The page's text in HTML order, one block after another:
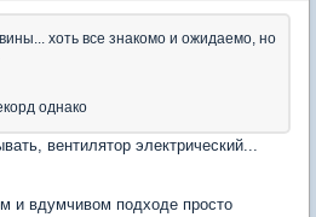
хоть все знакомо и ожидаемо, но
однако
вентилятор электрический...
и вдумчивом подходе просто